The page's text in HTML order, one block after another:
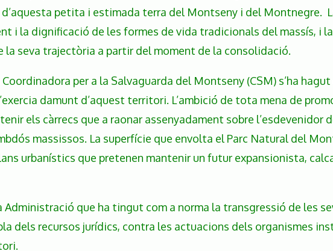
petita i estimada terra del Montseny i del Montnegre.
i la dignificació de les formes de vida tradicionals del massís, i
seva trajectòria a partir del moment de la consolidació.
per a la Salvaguarda del Montseny (CSM) s’ha
damunt d’aquest territori. L’ambició de tota mena de
els càrrecs que a raonar assenyadament sobre
massissos. La superfície que envolta el Parc Natural del
urbanístics que pretenen mantenir un futur expansionista,
Administració que ha tingut com a norma la transgressió de les
dels recursos jurídics, contra les actuacions dels organismes